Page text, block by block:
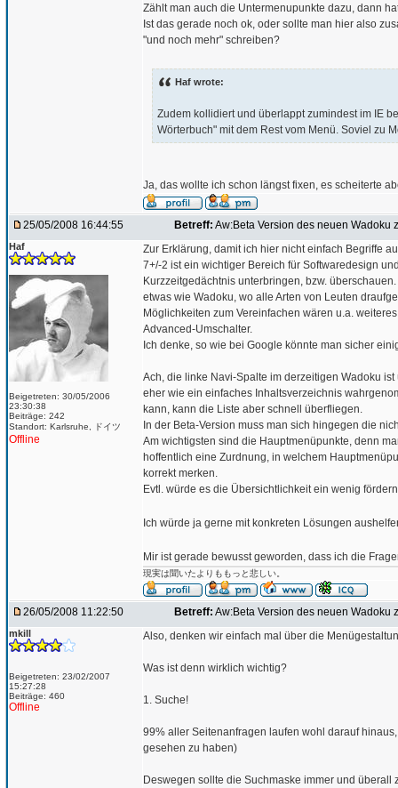
Zählt man auch die Untermenupunkte dazu, dann
Ist das gerade noch ok, oder sollte man hier also
"und noch mehr" schreiben?
Haf wrote:
Zudem kollidiert und überlappt zumindest im IE
Wörterbuch" mit dem Rest vom Menü. Soviel zu
Ja, das wollte ich schon längst fixen, es scheiterte
25/05/2008 16:44:55 Betreff: Aw:Beta Version des neuen Wadoku
Haf
Beigetreten: 30/05/2006
23:30:38
Beiträge: 242
Standort: Karlsruhe, ドイツ
Offline
Zur Erklärung, damit ich hier nicht einfach Begriffe
7+/-2 ist ein wichtiger Bereich für Softwaredesign
Kurzzeitgedächtnis unterbringen, bzw.
etwas wie Wadoku, wo alle Arten von Leuten
Möglichkeiten zum Vereinfachen wären u.a.
Advanced-Umschalter.
Ich denke, so wie bei Google könnte man sicher
Ach, die linke Navi-Spalte im derzeitigen Wadoku
eher wie ein einfaches Inhaltsverzeichnis
kann, kann die Liste aber schnell überfliegen.
In der Beta-Version muss man sich hingegen die
Am wichtigsten sind die Hauptmenüpunkte, denn
hoffentlich eine Zurdnung, in welchem
korrekt merken.
Evtl. würde es die Übersichtlichkeit ein wenig
Ich würde ja gerne mit konkreten Lösungen
Mir ist gerade bewusst geworden, dass ich die
現実は聞いたよりももっと悲しい。
26/05/2008 11:22:50 Betreff: Aw:Beta Version des neuen Wadoku
mkill
Beigetreten: 23/02/2007
15:27:28
Beiträge: 460
Offline
Also, denken wir einfach mal über die
Was ist denn wirklich wichtig?
1. Suche!
99% aller Seitenanfragen laufen wohl darauf
gesehen zu haben)
Deswegen sollte die Suchmaske immer und überall